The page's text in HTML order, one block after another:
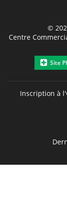
©
Centre
Site
Inscription à